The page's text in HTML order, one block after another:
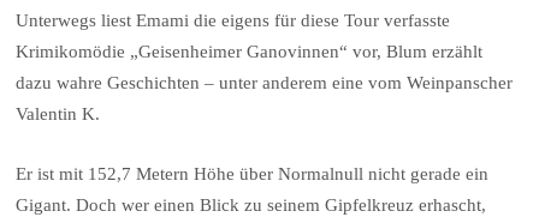
Unterwegs liest Emami die eigens für diese Tour verfasste
Krimikomödie „Geisenheimer Ganovinnen“ vor, Blum erzählt
dazu wahre Geschichten – unter anderem eine vom Weinpanscher
Valentin K.
Er ist mit 152,7 Metern Höhe über Normalnull nicht gerade ein
Gigant. Doch wer einen Blick zu seinem Gipfelkreuz erhascht,